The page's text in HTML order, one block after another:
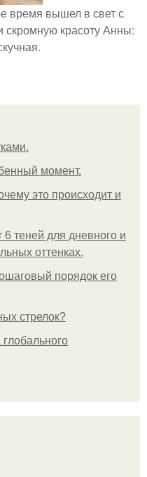
время вышел в свет с
красоту Анны:
момент.
это происходит и
6 теней для дневного и
оттенках.
порядок его
стрелок?